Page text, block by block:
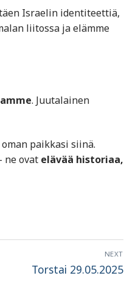
Israelin identiteettiä,
liitossa ja elämme
. Juutalainen
paikkasi siinä.
ne ovat elävää historiaa,
NEXT
Next
Torstai 29.05.2025